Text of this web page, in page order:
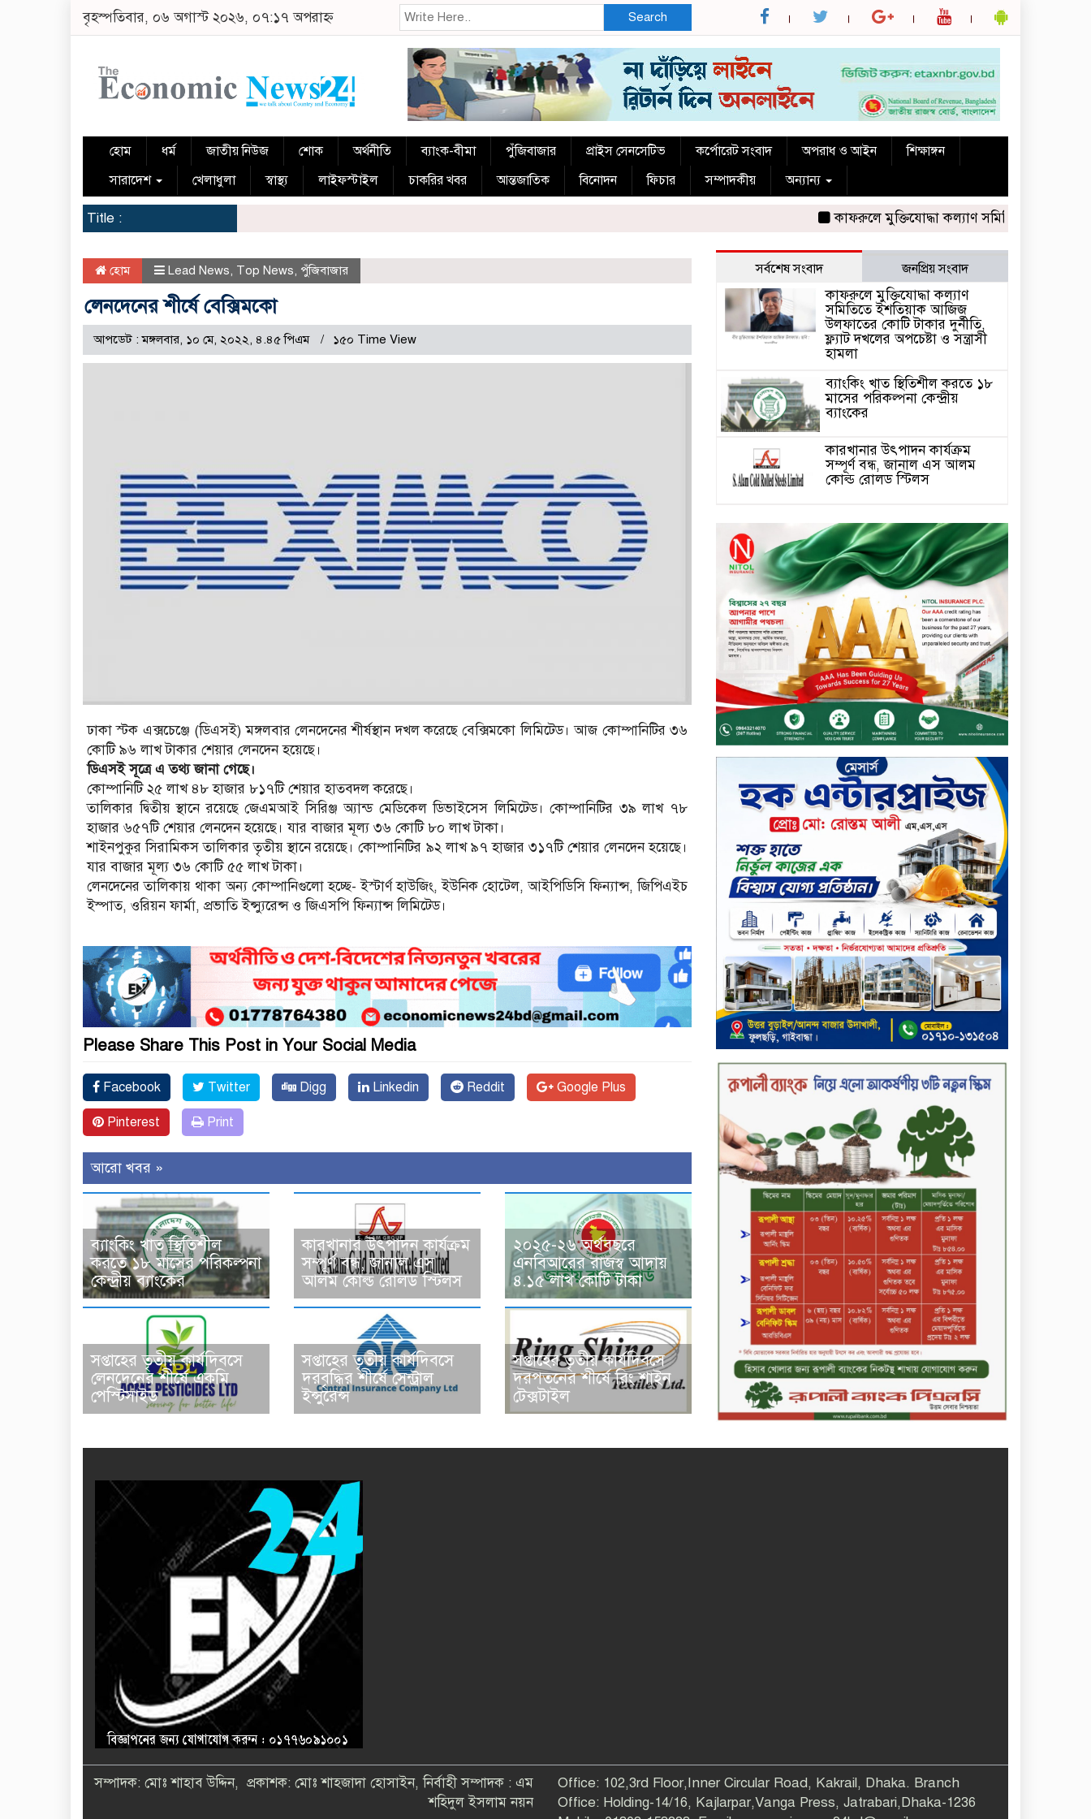
বৃহস্পতিবার, ০৬ অগাস্ট ২০২৬, ০৭:১৭ অপরাহ্ন Search
হোম ধর্ম জাতীয় নিউজ শোক অর্থনীতি ব্যাংক-বীমা পুঁজিবাজার প্রাইস সেনসেটিভ কর্পোরেট সংবাদ অপরাধ ও আইন
শিক্ষাঙ্গন
সারাদেশ
খেলাধুলা স্বাস্থ্য লাইফস্টাইল চাকরির খবর আন্তজাতিক বিনোদন ফিচার সম্পাদকীয় অন্যান্য
Title : কাফরুলে মুক্তিযোদ্ধা কল্যাণ সমিতিতে ইশতিয়াক
হোম Lead News, Top News, পুঁজিবাজার
লেনদেনের শীর্ষে বেক্সিমকো
আপডেট : মঙ্গলবার, ১০ মে, ২০২২, ৪.৪৫ পিএম ১৫০ Time View
ঢাকা স্টক এক্সচেঞ্জে (ডিএসই) মঙ্গলবার লেনদেনের শীর্ষস্থান দখল করেছে বেক্সিমকো লিমিটেড। আজ কোম্পানিটির ৩৬
কোটি ৯৬ লাখ টাকার শেয়ার লেনদেন হয়েছে।
ডিএসই সূত্রে এ তথ্য জানা গেছে।
কোম্পানিটি ২৫ লাখ ৪৮ হাজার ৮১৭টি শেয়ার হাতবদল করেছে।
তালিকার দ্বিতীয় স্থানে রয়েছে জেএমআই সিরিঞ্জ অ্যান্ড মেডিকেল ডিভাইসেস লিমিটেড। কোম্পানিটির ৩৯ লাখ ৭৮
হাজার ৬৫৭টি শেয়ার লেনদেন হয়েছে। যার বাজার মূল্য ৩৬ কোটি ৮০ লাখ টাকা।
শাইনপুকুর সিরামিকস তালিকার তৃতীয় স্থানে রয়েছে। কোম্পানিটির ৯২ লাখ ৯৭ হাজার ৩১৭টি শেয়ার লেনদেন হয়েছে।
যার বাজার মূল্য ৩৬ কোটি ৫৫ লাখ টাকা।
লেনদেনের তালিকায় থাকা অন্য কোম্পানিগুলো হচ্ছে- ইস্টার্ণ হাউজিং, ইউনিক হোটেল, আইপিডিসি ফিন্যান্স, জিপিএইচ
ইস্পাত, ওরিয়ন ফার্মা, প্রভাতি ইন্স্যুরেন্স ও জিএসপি ফিন্যান্স লিমিটেড।
Please Share This Post in Your Social Media
Facebook Twitter Digg Linkedin Reddit Google Plus
Pinterest Print
আরো খবর »
ব্যাংকিং খাত স্থিতিশীল
করতে ১৮ মাসের পরিকল্পনা
কেন্দ্রীয় ব্যাংকের
কারখানার উৎপাদন কার্যক্রম
সম্পূর্ণ বন্ধ, জানাল এস
আলম কোল্ড রোলড স্টিলস
২০২৫-২৬ অর্থবছরে
এনবিআরের রাজস্ব আদায়
৪.১৫ লাখ কোটি টাকা
সপ্তাহের তৃতীয় কার্যদিবসে
লেনদেনের শীর্ষে একমি
পেস্টিসাইড
সপ্তাহের তৃতীয় কার্যদিবসে
দরবৃদ্ধির শীর্ষে সেন্ট্রাল
ইন্সুরেন্স
সপ্তাহের তৃতীয় কার্যদিবসে
দরপতনের শীর্ষে রিং শাইন
টেক্সটাইল
সর্বশেষ সংবাদ জনপ্রিয় সংবাদ
কাফরুলে মুক্তিযোদ্ধা কল্যাণ
সমিতিতে ইশতিয়াক আজিজ
উলফাতের কোটি টাকার দুর্নীতি,
ফ্ল্যাট দখলের অপচেষ্টা ও সন্ত্রাসী
হামলা
ব্যাংকিং খাত স্থিতিশীল করতে ১৮
মাসের পরিকল্পনা কেন্দ্রীয়
ব্যাংকের
কারখানার উৎপাদন কার্যক্রম
সম্পূর্ণ বন্ধ, জানাল এস আলম
কোল্ড রোলড স্টিলস
ব্যাটারি এবং শক্তিশালী গরিলা গ্লাস
৭আই সুরক্ষা নিয়ে শাওমি উন্মোচন
করল নতুন রেডমি ১৭
২০২৫-২৬ অর্থবছরে এনবিআরের
রাজস্ব আদায় ৪.১৫ লাখ কোটি
টাকা
সপ্তাহের তৃতীয় কার্যদিবসে
লেনদেনের শীর্ষে একমি
পেস্টিসাইড
সপ্তাহের তৃতীয় কার্যদিবসে
দরবৃদ্ধির শীর্ষে সেন্ট্রাল ইন্সুরেন্স
সপ্তাহের তৃতীয় কার্যদিবসে
দরপতনের শীর্ষে রিং শাইন
টেক্সটাইল
টাঙ্গাইলে জুলাই গণঅভ্যুত্থান দিবস
পালিত
জাতিসংঘের হিসাব ও সরকারি
গেজেটের বাইরে থাকা ৫৬৪
নিহতের পরিচয় প্রকাশের দাবি
বিসিআরএসের
চুয়াডাঙ্গায় পুষ্পস্তবক অর্পণ ও
আলোচনা সভার মধ্য দিয়ে জুলাই
গণঅভ্যুত্থান দিবস পালিত
৮ ব্র্যান্ডের ফর্সাকারী ক্রিমে
বিপজ্জনক মাত্রায় মার্কারি, সতর্ক
করল বিএসটিআই
জুলাই গণঅভ্যুত্থান ছিল সর্বস্তরের
মানুষের আন্দোলন: মুহাম্মদ ইউনূস
গণতন্ত্র ও আত্মত্যাগের ইতিহাস
সংরক্ষণ করবে জুলাই স্মৃতি
জাদুঘর: প্রধানমন্ত্রী
সিলেট ওসমানী বিমানবন্দরে
সালাম এয়ার চালু হচ্ছে ১লা
সেপ্টেম্বর হতে
সম্পাদক: মোঃ শাহাব উদ্দিন, প্রকাশক: মোঃ শাহজাদা হোসাইন, নির্বাহী সম্পাদক : এম
শহিদুল ইসলাম নয়ন
Office: 102,3rd Floor,Inner Circular Road, Kakrail, Dhaka. Branch
Office: Holding-14/16, Kajlarpar,Vanga Press, Jatrabari,Dhaka-1236